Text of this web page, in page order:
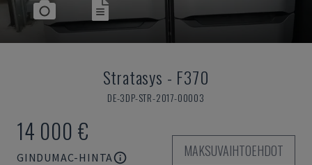
Stratasys - F370
DE-3DP-STR-2017-00003
14 000 €
GINDUMAC-HINTA
MAKSUVAIHTOEHDOT